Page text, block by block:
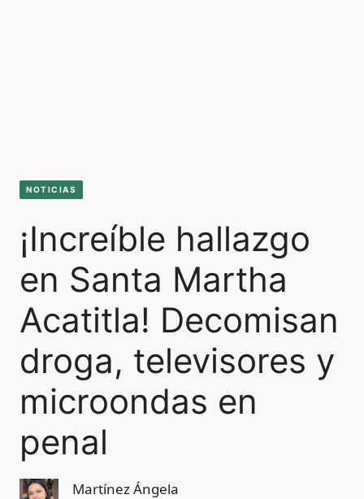
NOTICIAS
¡Increíble hallazgo
en Santa Martha
Acatitla! Decomisan
droga, televisores y
microondas en
penal
Martínez Ángela